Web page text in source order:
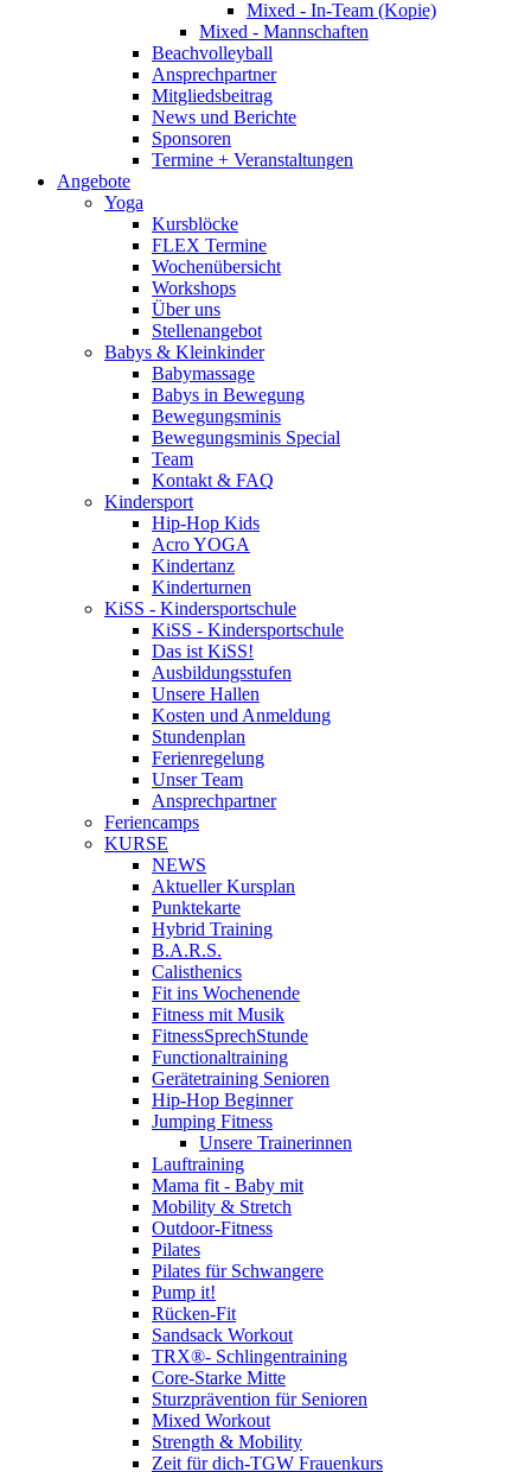
Mixed - In-Team (Kopie)
Mixed - Mannschaften
Beachvolleyball
Ansprechpartner
Mitgliedsbeitrag
News und Berichte
Sponsoren
Termine + Veranstaltungen
Angebote
Yoga
Kursblöcke
FLEX Termine
Wochenübersicht
Workshops
Über uns
Stellenangebot
Babys & Kleinkinder
Babymassage
Babys in Bewegung
Bewegungsminis
Bewegungsminis Special
Team
Kontakt & FAQ
Kindersport
Hip-Hop Kids
Acro YOGA
Kindertanz
Kinderturnen
KiSS - Kindersportschule
KiSS - Kindersportschule
Das ist KiSS!
Ausbildungsstufen
Unsere Hallen
Kosten und Anmeldung
Stundenplan
Ferienregelung
Unser Team
Ansprechpartner
Feriencamps
KURSE
NEWS
Aktueller Kursplan
Punktekarte
Hybrid Training
B.A.R.S.
Calisthenics
Fit ins Wochenende
Fitness mit Musik
FitnessSprechStunde
Functionaltraining
Gerätetraining Senioren
Hip-Hop Beginner
Jumping Fitness
Unsere Trainerinnen
Lauftraining
Mama fit - Baby mit
Mobility & Stretch
Outdoor-Fitness
Pilates
Pilates für Schwangere
Pump it!
Rücken-Fit
Sandsack Workout
TRX®- Schlingentraining
Core-Starke Mitte
Sturzprävention für Senioren
Mixed Workout
Strength & Mobility
Zeit für dich-TGW Frauenkurs